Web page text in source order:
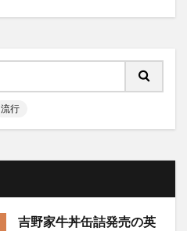
流行
吉野家牛丼缶詰発売の英